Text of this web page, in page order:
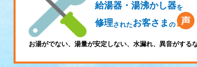
給湯器・湯沸かし器を
修理されたお客さま の
お湯がでない、湯量が安定しない、水漏れ、異音がする